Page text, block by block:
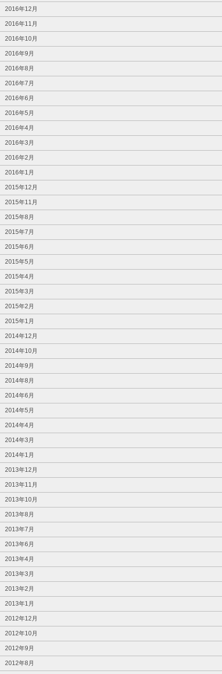
2016年12月
2016年11月
2016年10月
2016年9月
2016年8月
2016年7月
2016年6月
2016年5月
2016年4月
2016年3月
2016年2月
2016年1月
2015年12月
2015年11月
2015年8月
2015年7月
2015年6月
2015年5月
2015年4月
2015年3月
2015年2月
2015年1月
2014年12月
2014年10月
2014年9月
2014年8月
2014年6月
2014年5月
2014年4月
2014年3月
2014年1月
2013年12月
2013年11月
2013年10月
2013年8月
2013年7月
2013年6月
2013年4月
2013年3月
2013年2月
2013年1月
2012年12月
2012年10月
2012年9月
2012年8月